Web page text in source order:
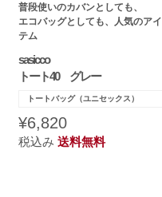
普段使いのカバンとしても、
エコバッグとしても、人気のアイ
テム
sasicco
トート40 グレー
トートバッグ（ユニセックス）
¥6,820
税込み送料無料